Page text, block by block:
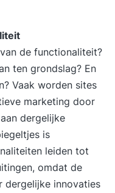
de functionaliteit?
ten grondslag? En
Vaak worden sites
marketing door
dergelijke
is
leiden tot
omdat de
dergelijke innovaties